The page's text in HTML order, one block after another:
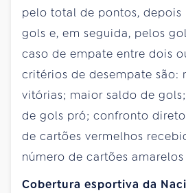
pelo total de pontos, depois
gols e, em seguida, pelos
caso de empate entre dois
critérios de desempate são:
vitórias; maior saldo de
de gols pró; confronto
de cartões vermelhos
número de cartões
Cobertura esportiva da